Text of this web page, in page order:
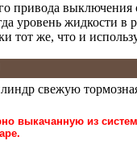
привода
уровень жидкости в
тот же, что и
свежую
выкачанную из